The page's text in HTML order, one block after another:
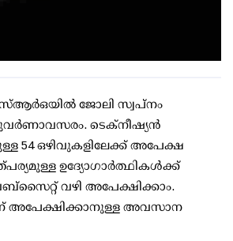
ജോലി സ്വപ്നം
ടെക്നീഷ്യന്‍
54 ഒഴിവുകളിലേക്ക് അപേക്ഷ
ഉദ്യോഗാര്‍ത്ഥികള്‍ക്ക്
വഴി അപേക്ഷിക്കാം.
അപേക്ഷിക്കാനുള്ള അവസാന